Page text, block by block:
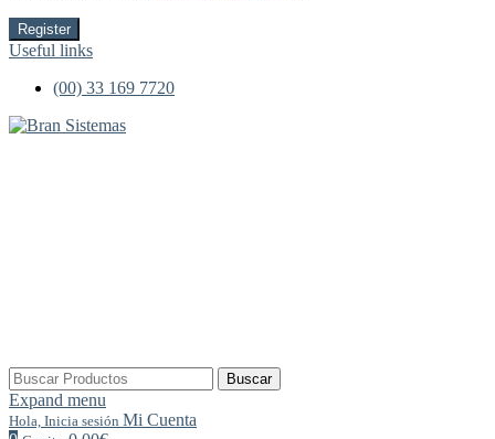
Register
Useful links
(00) 33 169 7720
Buscar
por:
Buscar
Expand menu
Hola, Inicia sesión Mi Cuenta